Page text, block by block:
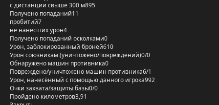
с дистанции свыше 300 м895
Получено попаданий11
пробитий7
не нанёсших урон4
Получено попаданий осколками0
Урон, заблокированный бронёй610
Урон союзникам (уничтожено/повреждений)0/0
Обнаружено машин противника0
Повреждено/уничтожено машин противника6/1
Урон, нанесённый с помощью данного игрока992
Очки захвата/защиты базы0/0
Пройдено километров3,91